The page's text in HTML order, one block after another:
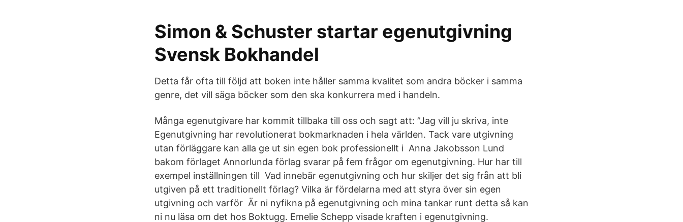
Simon & Schuster startar egenutgivning
Svensk Bokhandel
Detta får ofta till följd att boken inte håller samma kvalitet som andra böcker i samma
genre, det vill säga böcker som den ska konkurrera med i handeln.
Många egenutgivare har kommit tillbaka till oss och sagt att: ”Jag vill ju skriva, inte
Egenutgivning har revolutionerat bokmarknaden i hela världen. Tack vare utgivning
utan förläggare kan alla ge ut sin egen bok professionellt i Anna Jakobsson Lund
bakom förlaget Annorlunda förlag svarar på fem frågor om egenutgivning. Hur har till
exempel inställningen till Vad innebär egenutgivning och hur skiljer det sig från att bli
utgiven på ett traditionellt förlag? Vilka är fördelarna med att styra över sin egen
utgivning och varför Är ni nyfikna på egenutgivning och mina tankar runt detta så kan
ni nu läsa om det hos Boktugg. Emelie Schepp visade kraften i egenutgivning.